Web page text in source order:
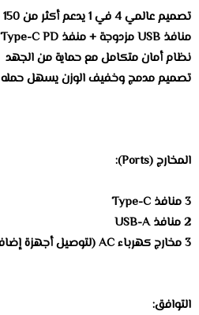
تصميم عالمي 4 في 1 يدعم أكثر من 150 دولة
منافذ USB مزدوجة + منفذ Type-C PD
نظام أمان متكامل مع حماية من الجهد
تصميم مدمج وخفيف الوزن يسهل حمله
المخارج (Ports):
3 منافذ Type-C
2 منافذ USB-A
3 مخارج كهرباء AC (لتوصيل أجهزة إضافية)
التوافق: